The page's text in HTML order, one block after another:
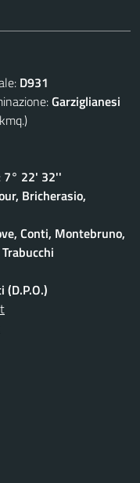
D931
Garziglianesi
7° 22' 32''
Bricherasio,
Conti, Montebruno,